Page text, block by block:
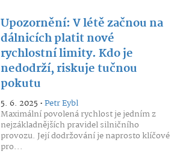
Upozornění: V létě začnou na
dálnicích platit nové
rychlostní limity. Kdo je
nedodrží, riskuje tučnou
pokutu
5. 6. 2025 •Petr Eybl
Maximální povolená rychlost je jedním z
nejzákladnějších pravidel silničního
provozu. Její dodržování je naprosto klíčové
pro...